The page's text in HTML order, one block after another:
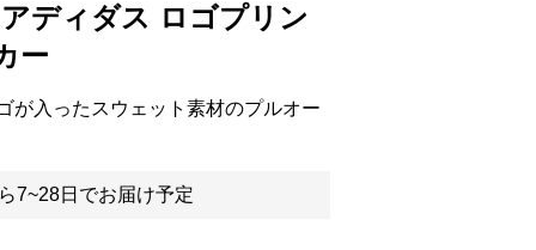
ディダス ロゴプリン
ー
が入ったスウェット素材のプルオー
7~28日でお届け予定